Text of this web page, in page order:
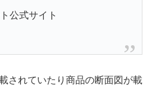
公式サイト
されていたり商品の断面図が載